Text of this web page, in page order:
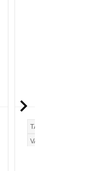
TABACCO
VANIGLIA
